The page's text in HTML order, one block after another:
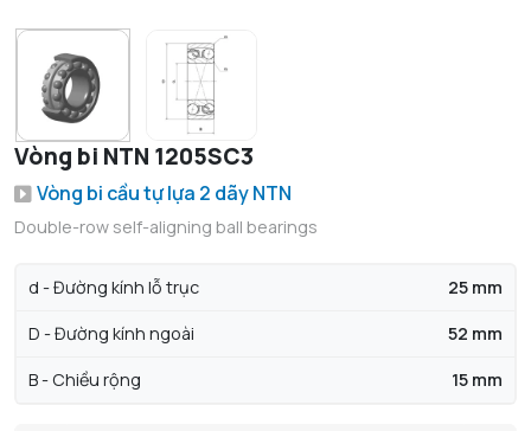
Vòng bi NTN 1205SC3
Vòng bi cầu tự lựa 2 dãy NTN
Double-row self-aligning ball bearings
d - Đường kính lỗ trục 25 mm
D - Đường kính ngoài 52 mm
B - Chiều rộng 15 mm